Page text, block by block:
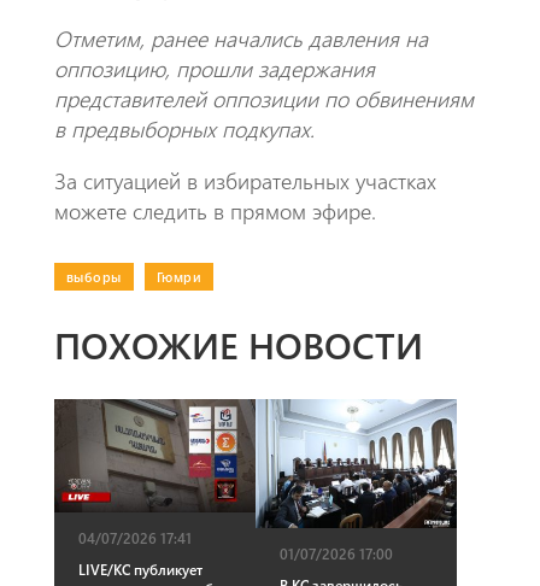
Отметим, ранее начались давления на
оппозицию, прошли задержания
представителей оппозиции по обвинениям
в предвыборных подкупах.
За ситуацией в избирательных участках
можете следить в прямом эфире.
выборы Гюмри
ПОХОЖИЕ НОВОСТИ
04/07/2026 17:41
LIVE/КС публикует
01/07/2026 17:00